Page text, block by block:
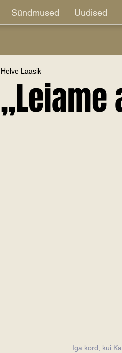
Sündmused Uudised
Helve Laasik
Iga kord, kui